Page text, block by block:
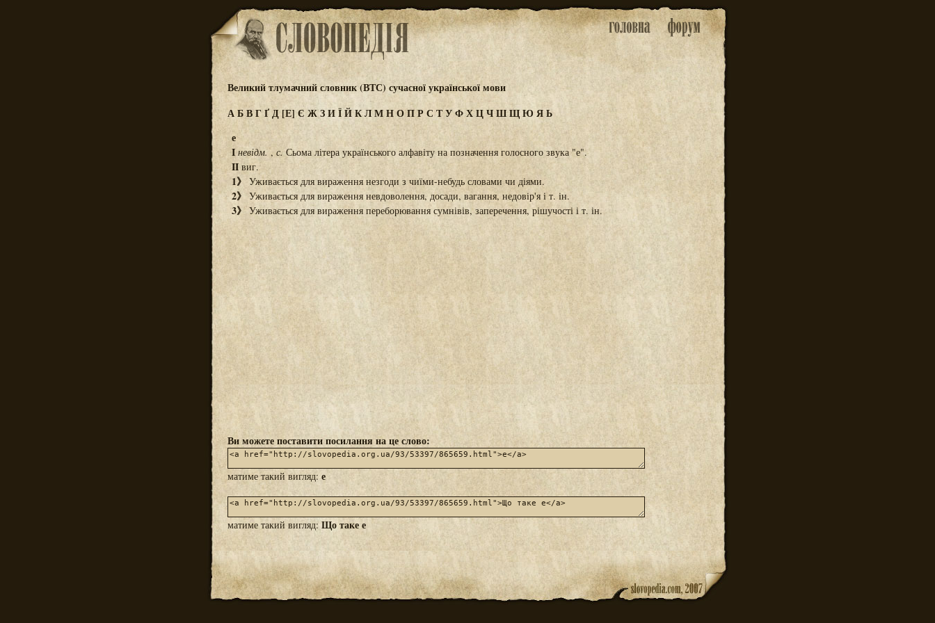
Великий тлумачний словник (ВТС) сучасної української мови
АБВГҐД[Е] Є ЖЗИЇЙКЛМНОПРС ТУФХЦЧШЩЮ ЯЬ
е
I невідм., с. Сьома літера українського алфавіту на позначення голосного звука "е".
IIвиг.
1》 Уживається для вираження незгоди з чиїми-небудь словами чи діями.
2》 Уживається для вираження невдоволення, досади, вагання, недовір'я і т. ін.
3》Уживається для вираження переборювання сумнівів, заперечення, рішучості і т. ін.
Ви можете поставити посилання на це слово:
матиме такий вигляд: е
матиме такий вигляд: Що таке е